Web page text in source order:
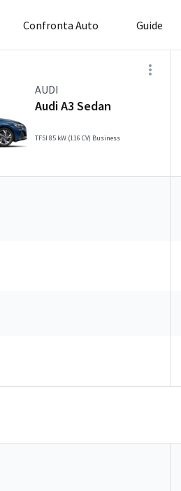
Confronta Auto Guide
AUDI
Audi A3 Sedan
TFSI 85 kW (116 CV) Business